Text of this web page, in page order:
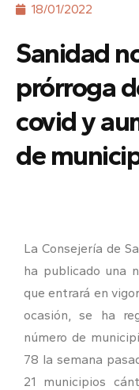
18/01/2022
Sanidad
prórroga
covid y
de
La Consejería de
ha publicado una
que entrará en
ocasión, se ha
número de
78 la semana
21 municipios